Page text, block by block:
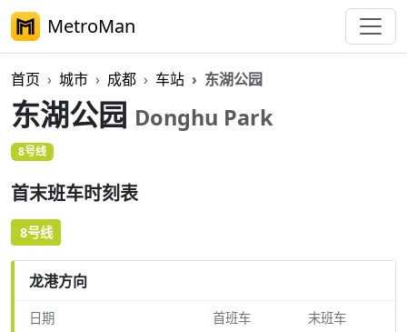
MetroMan
首页 城市 成都 车站 东湖公园
东湖公园 Donghu Park
8号线
首末班车时刻表
8号线
龙港方向
日期 首班车 末班车